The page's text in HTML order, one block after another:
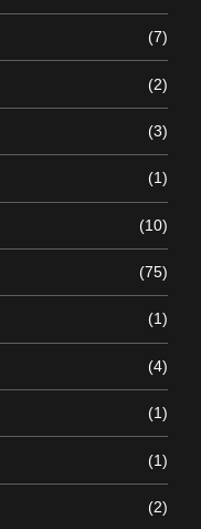
(7)
(2)
(3)
(1)
(10)
(75)
(1)
(4)
(1)
(1)
(2)